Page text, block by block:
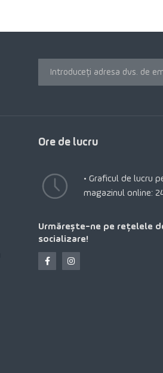
Ore de lucru
• Graficul de lucru
magazinul online:
Urmărește-ne pe rețelele
socializare!